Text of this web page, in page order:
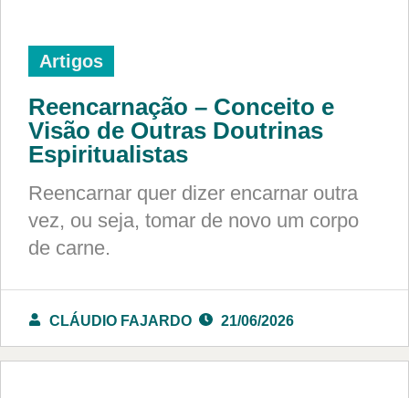
Artigos
Reencarnação – Conceito e
Visão de Outras Doutrinas
Espiritualistas
Reencarnar quer dizer encarnar outra
vez, ou seja, tomar de novo um corpo
de carne.
CLÁUDIO FAJARDO 21/06/2026